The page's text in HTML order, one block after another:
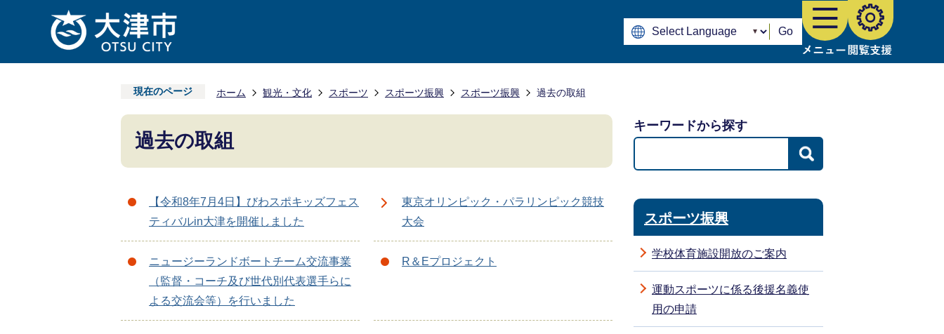
Go
現在のページ ホーム 観光・文化 スポーツ スポーツ振興 スポーツ振興 過去の取組
過去の取組
【令和8年7月4日】びわスポキッズフェス
ティバルin大津を開催しました
東京オリンピック・パラリンピック競技
大会
ニュージーランドボートチーム交流事業
（監督・コーチ及び世代別代表選手らに
よる交流会等）を行いました
R＆Eプロジェクト
キーワードから探す
スポーツ振興
学校体育施設開放のご案内
運動スポーツに係る後援名義使
用の申請